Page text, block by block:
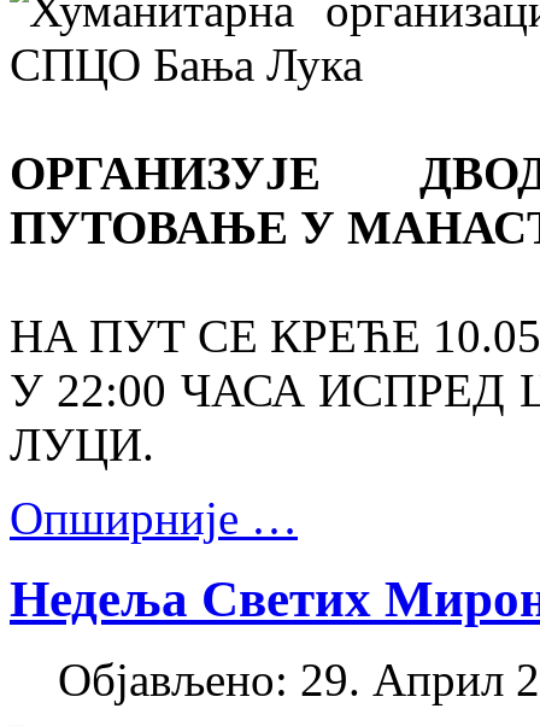
Хуманитарна
СПЦО Бања Лука
ОРГАНИЗУЈЕ
ПУТОВАЊЕ У
НА ПУТ СЕ КРЕЋЕ
У 22:00 ЧАСА ИСПРЕД
ЛУЦИ.
Опширније …
Недеља Светих
Објављено: 29. Април